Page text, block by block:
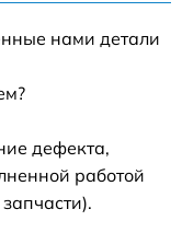
нами детали
дефекта,
работой